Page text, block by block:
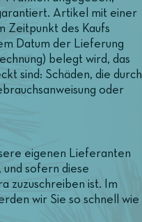
Artikel mit einer
Zeitpunkt des Kaufs
Datum der Lieferung
belegt wird, das
sind: Schäden, die durch
oder
eigenen Lieferanten
sofern diese
zuzuschreiben ist. Im
wir Sie so schnell wie